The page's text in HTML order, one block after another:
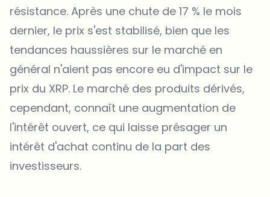
résistance. Après une chute de 17 % le mois
dernier, le prix s'est stabilisé, bien que les
tendances haussières sur le marché en
général n'aient pas encore eu d'impact sur le
prix du XRP. Le marché des produits dérivés,
cependant, connaît une augmentation de
l'intérêt ouvert, ce qui laisse présager un
intérêt d'achat continu de la part des
investisseurs.